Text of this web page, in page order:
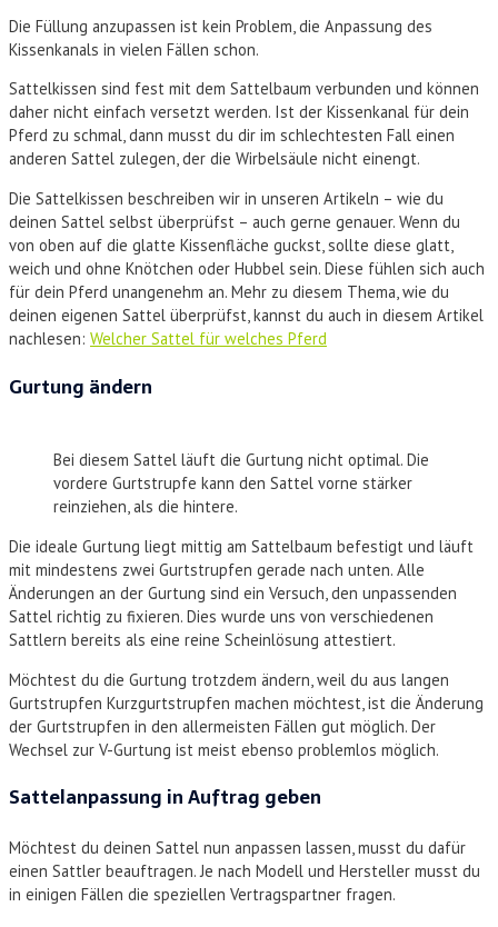
Die Füllung anzupassen ist kein Problem, die Anpassung des
Kissenkanals in vielen Fällen schon.
Sattelkissen sind fest mit dem Sattelbaum verbunden und können
daher nicht einfach versetzt werden. Ist der Kissenkanal für dein
Pferd zu schmal, dann musst du dir im schlechtesten Fall einen
anderen Sattel zulegen, der die Wirbelsäule nicht einengt.
Die Sattelkissen beschreiben wir in unseren Artikeln – wie du
deinen Sattel selbst überprüfst – auch gerne genauer. Wenn du
von oben auf die glatte Kissenfläche guckst, sollte diese glatt,
weich und ohne Knötchen oder Hubbel sein. Diese fühlen sich auch
für dein Pferd unangenehm an. Mehr zu diesem Thema, wie du
deinen eigenen Sattel überprüfst, kannst du auch in diesem Artikel
nachlesen: Welcher Sattel für welches Pferd
Gurtung ändern
Bei diesem Sattel läuft die Gurtung nicht optimal. Die
vordere Gurtstrupfe kann den Sattel vorne stärker
reinziehen, als die hintere.
Die ideale Gurtung liegt mittig am Sattelbaum befestigt und läuft
mit mindestens zwei Gurtstrupfen gerade nach unten. Alle
Änderungen an der Gurtung sind ein Versuch, den unpassenden
Sattel richtig zu fixieren. Dies wurde uns von verschiedenen
Sattlern bereits als eine reine Scheinlösung attestiert.
Möchtest du die Gurtung trotzdem ändern, weil du aus langen
Gurtstrupfen Kurzgurtstrupfen machen möchtest, ist die Änderung
der Gurtstrupfen in den allermeisten Fällen gut möglich. Der
Wechsel zur V-Gurtung ist meist ebenso problemlos möglich.
Sattelanpassung in Auftrag geben
Möchtest du deinen Sattel nun anpassen lassen, musst du dafür
einen Sattler beauftragen. Je nach Modell und Hersteller musst du
in einigen Fällen die speziellen Vertragspartner fragen.